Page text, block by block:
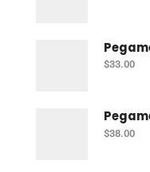
$33.00
$38.00